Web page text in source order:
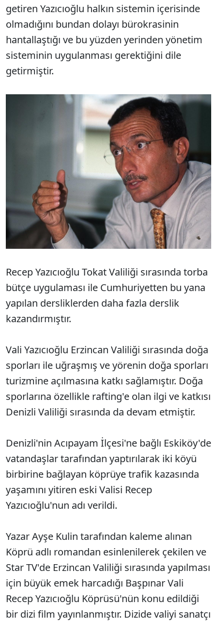
getiren Yazıcıoğlu halkın sistemin içerisinde
olmadığını bundan dolayı bürokrasinin
hantallaştığı ve bu yüzden yerinden yönetim
sisteminin uygulanması gerektiğini dile
getirmiştir.
Recep Yazıcıoğlu Tokat Valiliği sırasında torba
bütçe uygulaması ile Cumhuriyetten bu yana
yapılan dersliklerden daha fazla derslik
kazandırmıştır.
Vali Yazıcıoğlu Erzincan Valiliği sırasında doğa
sporları ile uğraşmış ve yörenin doğa sporları
turizmine açılmasına katkı sağlamıştır. Doğa
sporlarına özellikle rafting'e olan ilgi ve katkısı
Denizli Valiliği sırasında da devam etmiştir.
Denizli'nin Acıpayam İlçesi'ne bağlı Eskiköy'de
vatandaşlar tarafından yaptırılarak iki köyü
birbirine bağlayan köprüye trafik kazasında
yaşamını yitiren eski Valisi Recep
Yazıcıoğlu'nun adı verildi.
Yazar Ayşe Kulin tarafından kaleme alınan
Köprü adlı romandan esinlenilerek çekilen ve
Star TV'de Erzincan Valiliği sırasında yapılması
için büyük emek harcadığı Başpınar Vali
Recep Yazıcıoğlu Köprüsü'nün konu edildiği
bir dizi film yayınlanmıştır. Dizide valiyi sanatçı